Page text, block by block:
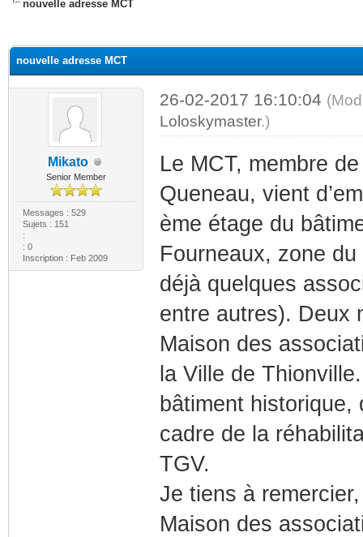
nouvelle adresse MCT
nouvelle adresse MCT
Mikato
Senior Member
Messages : 529
Sujets : 151
:
: 0
Inscription : Feb 2009
26-02-2017 16:10:04
Loloskymaster.)
Le MCT, membre
Queneau, vient
ème étage du
Fourneaux, zone
déjà quelques
entre autres). Deux
Maison des
la Ville de
bâtiment
cadre de la
TGV.
Je tiens à
Maison des